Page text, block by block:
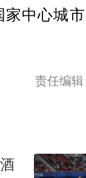
家中心城
责任编